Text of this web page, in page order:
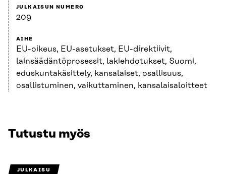
JULKAISUN NUMERO
209
AIHE
EU-oikeus, EU-asetukset, EU-direktiivit,
lainsäädäntöprosessit, lakiehdotukset, Suomi,
eduskuntakäsittely, kansalaiset, osallisuus,
osallistuminen, vaikuttaminen, kansalaisaloitteet
Tutustu myös
JULKAISU